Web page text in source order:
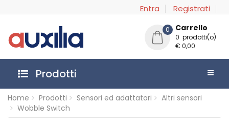
Entra Registrati
0 Carrello
0 prodotti(o)
€ 0,00
Prodotti
Home Prodotti Sensori ed adattatori
Altri sensori
Wobble Switch